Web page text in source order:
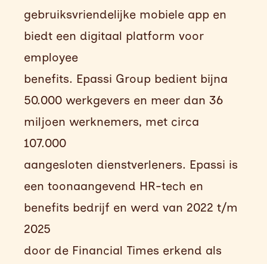
gebruiksvriendelijke mobiele app en
biedt een digitaal platform voor
employee
benefits. Epassi Group bedient bijna
50.000 werkgevers en meer dan 36
miljoen werknemers, met circa
107.000
aangesloten dienstverleners. Epassi is
een toonaangevend HR-tech en
benefits bedrijf en werd van 2022 t/m
2025
door de Financial Times erkend als